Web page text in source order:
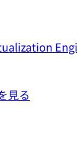
見る